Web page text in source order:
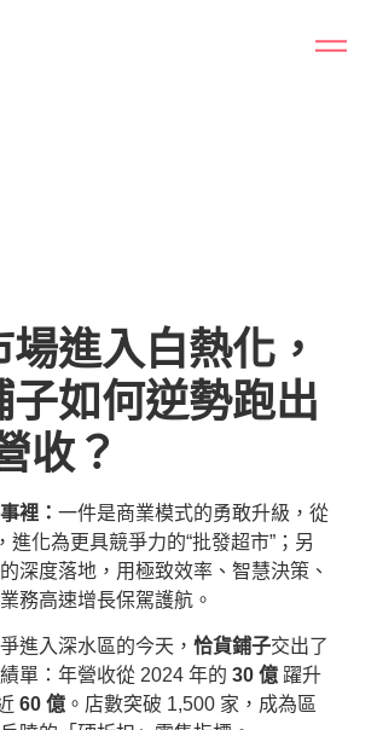
進入白熱化，
子如何逆勢跑出
收？
裡： 一件是商業模式的勇敢升級，從
進化為更具競爭力的“批發超市”；另
深度落地，用極致效率、智慧決策、
務高速增長保駕護航。
進入深水區的今天， 恰貨鋪子交出了
單：年營收從 2024 年的 30 億 躍升
60 億 。店數突破 1,500 家，成為區